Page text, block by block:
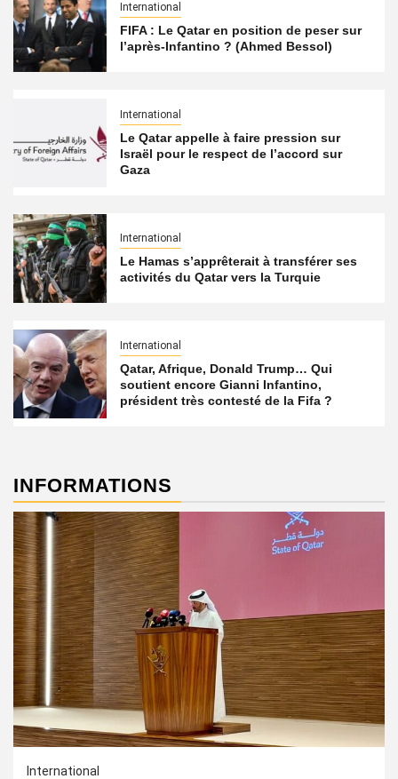
International
FIFA : Le Qatar en position de peser sur
l’après-Infantino ? (Ahmed Bessol)
International
Le Qatar appelle à faire pression sur
Israël pour le respect de l’accord sur
Gaza
International
Le Hamas s’apprêterait à transférer ses
activités du Qatar vers la Turquie
International
Qatar, Afrique, Donald Trump… Qui
soutient encore Gianni Infantino,
président très contesté de la Fifa ?
INFORMATIONS
International